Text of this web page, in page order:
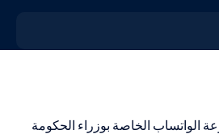
الواتساب الخاصة بوزراء الحكومة